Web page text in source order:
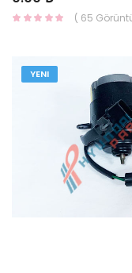
( 65
YENI